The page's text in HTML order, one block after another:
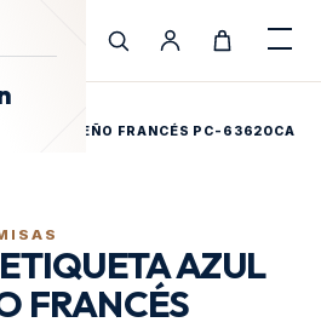
Pierre Cardin
CON DISEÑO FRANCÉS PC-63620CA
AZUL
FRANCÉS